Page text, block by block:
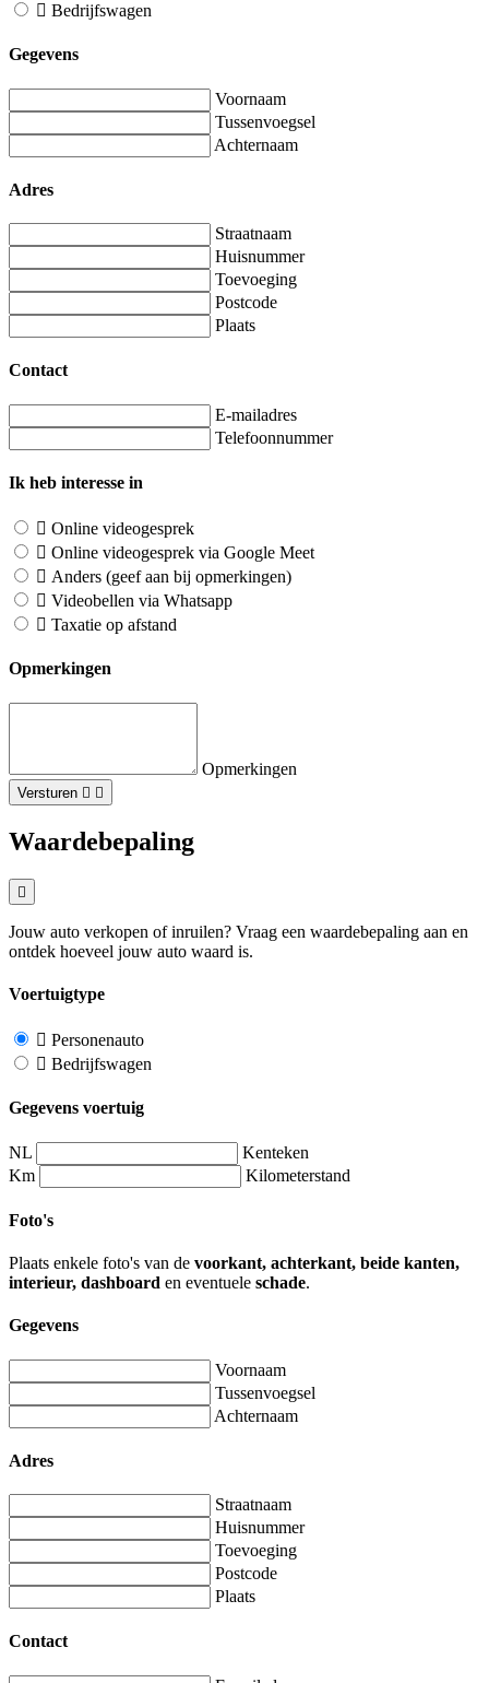
Bedrijfswagen
Gegevens
Voornaam
Tussenvoegsel
Achternaam
Adres
Straatnaam
Huisnummer
Toevoeging
Postcode
Plaats
Contact
E-mailadres
Telefoonnummer
Ik heb interesse in
Online videogesprek
Online videogesprek via Google Meet
Anders (geef aan bij opmerkingen)
Videobellen via Whatsapp
Taxatie op afstand
Opmerkingen
Opmerkingen
Versturen
Waardebepaling
Jouw auto verkopen of inruilen? Vraag een waardebepaling aan en
ontdek hoeveel jouw auto waard is.
Voertuigtype
Personenauto
Bedrijfswagen
Gegevens voertuig
NL
Kenteken
Km
Kilometerstand
Foto's
Plaats enkele foto's van de voorkant, achterkant, beide kanten,
interieur, dashboard en eventuele schade.
Gegevens
Voornaam
Tussenvoegsel
Achternaam
Adres
Straatnaam
Huisnummer
Toevoeging
Postcode
Plaats
Contact